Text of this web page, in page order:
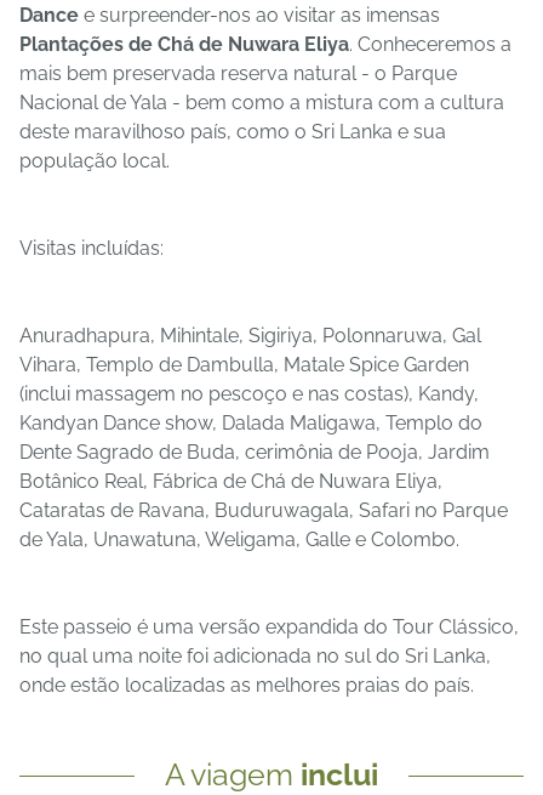
Dance e surpreender-nos ao visitar as imensas
Plantações de Chá de Nuwara Eliya. Conheceremos a
mais bem preservada reserva natural - o Parque
Nacional de Yala - bem como a mistura com a cultura
deste maravilhoso país, como o Sri Lanka e sua
população local.
Visitas incluídas:
Anuradhapura, Mihintale, Sigiriya, Polonnaruwa, Gal
Vihara, Templo de Dambulla, Matale Spice Garden
(inclui massagem no pescoço e nas costas), Kandy,
Kandyan Dance show, Dalada Maligawa, Templo do
Dente Sagrado de Buda, cerimônia de Pooja, Jardim
Botânico Real, Fábrica de Chá de Nuwara Eliya,
Cataratas de Ravana, Buduruwagala, Safari no Parque
de Yala, Unawatuna, Weligama, Galle e Colombo.
Este passeio é uma versão expandida do Tour Clássico,
no qual uma noite foi adicionada no sul do Sri Lanka,
onde estão localizadas as melhores praias do país.
A viagem inclui